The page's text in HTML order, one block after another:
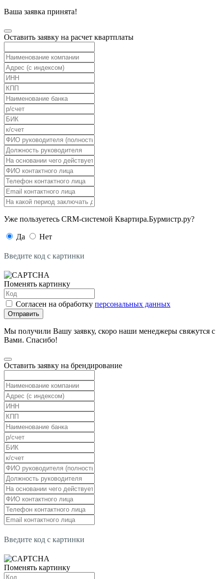
Ваша заявка принята!
Оставить заявку на расчет квартплаты
Уже пользуетесь CRM-системой Квартира.Бурмистр.ру?
Да Нет
Введите код с картинки
Поменять картинку
Согласен на обработку персональных данных
Отправить
Мы получили Вашу заявку, скоро наши менеджеры свяжутся с
Вами. Спасибо!
Оставить заявку на брендирование
Введите код с картинки
Поменять картинку